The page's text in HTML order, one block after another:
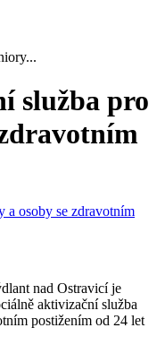
služba pro
nad Ostravicí je
aktivizační služba
postižením od 24 let